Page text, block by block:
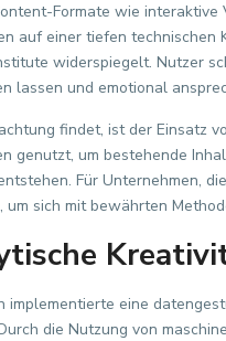
Formate wie
auf einer tiefen technischen
widerspiegelt. Nutzer
lassen und emotional
findet, ist der Einsatz
genutzt, um bestehende
Für Unternehmen,
sich mit bewährten
implementierte eine
die Nutzung von